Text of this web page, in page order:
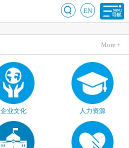
EN
More +
企业文化 人力资源